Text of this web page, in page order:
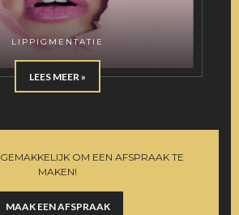
LIPPIGMENTATIE
LEES MEER »
OM EEN AFSPRAAK TE
MAKEN!
MAAK EEN AFSPRAAK